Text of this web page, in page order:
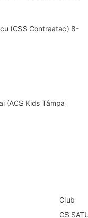
(CSS Contraatac) 8-
(ACS Kids Tâmpa
Club
CS